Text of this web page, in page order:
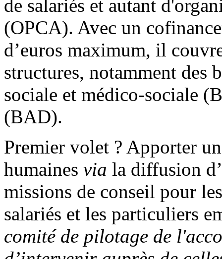
de salariés et autant
(OPCA). Avec un
d’euros maximum, il
structures, notamment des
sociale et médico-sociale
(BAD).
Premier volet ? Apporter
humaines via la diffusion
missions de conseil pour
salariés et les particuliers
comité de pilotage de